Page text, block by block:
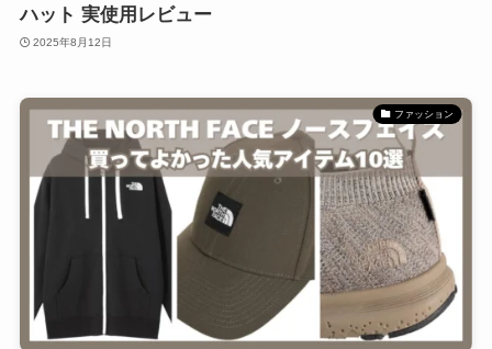
ハット 実使用レビュー
2025年8月12日
ファッション